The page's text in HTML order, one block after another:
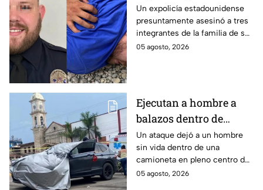
la familia de su
expareja; así huyó con
su hijo
Un expolicía estadounidense
presuntamente asesinó a tres
integrantes de la familia de su
expareja en Saltillo tras una
05 agosto, 2026
Ejecutan a hombre a
balazos dentro de
camioneta en el centro
de Tenampulco en
Puebla hoy;
responsables huyeron
Un ataque dejó a un hombre
sin vida dentro de una
camioneta en pleno centro de
Tenampulco en Puebla hoy. La
05 agosto, 2026